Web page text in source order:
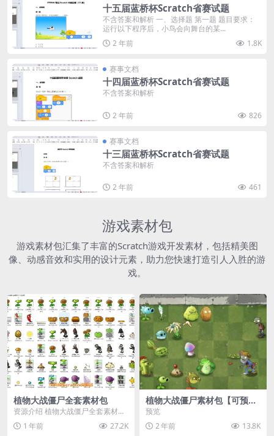
十五届蓝桥杯Scratch省赛试题
不含答案和解析 一、选择题 第一题 题目要求：
运行以下程序后，小鸟会向舞台的某...
2 年前
1.8K
赛事文档
十四届蓝桥杯Scratch省赛试题
不含答案和解析
2 年前 826
赛事文档
十三届蓝桥杯Scratch省赛试题
不含答案和解析
2 年前 461
游戏素材包
游戏素材包汇集了丰富的Scratch游戏开发素材，包括精美图
像、动感音效和实用的设计元素，助力您快速打造引人入胜的游
戏。
植物大战僵尸全套素材包
资源介绍 植物大战僵尸全套素材
包，包含227个丰富多样的素材，
涵盖角色、背景、动...
1 年前 27.2K
植物大战僵尸素材包【可预
览】
预览
2 年前
13.8K